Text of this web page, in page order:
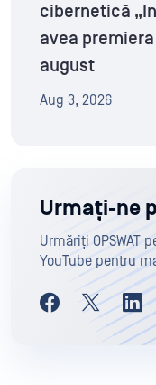
cibernetică
avea
august
Aug 3, 2026
Urmați-ne
Urmăriți OPSWAT
YouTube pentru